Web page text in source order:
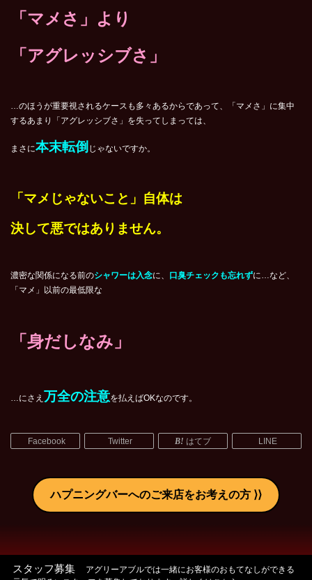
「マメさ」より
「アグレッシブさ」
…のほうが重要視されるケースも多々あるからであって、「マメさ」に集中
するあまり「アグレッシブさ」を失ってしまっては、
まさに本末転倒 じゃないですか。
「マメじゃないこと」自体は
決して悪ではありません。
濃密な関係になる前のシャワーは入念に、 口臭チェックも忘れずに…など、
「マメ」以前の最低限な
「身だしなみ」
…にさえ 万全の注意を払えばOKなのです。
Facebook Twitter はてブ LINE
ハプニングバーへのご来店をお考えの方
スタッフ募集
アグリーアブルでは一緒にお客様のおもてなしができる